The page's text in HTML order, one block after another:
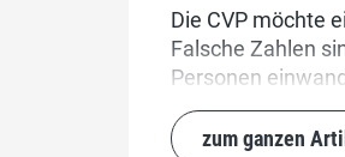
Die CVP möchte
Falsche Zahlen
Personen
zum ganzen